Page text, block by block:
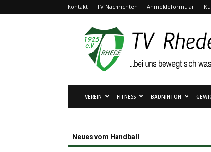
Kontakt TV Nachrichten Anmeldeformular
TV
Rhede
1925
e.V.
VEREIN FITNESS BADMINTON
Neues vom Handball